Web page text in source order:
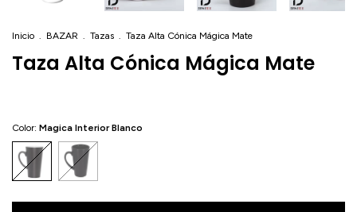
Inicio . BAZAR . Tazas . Taza Alta Cónica Mágica Mate
Taza Alta Cónica Mágica Mate
Color: Magica Interior Blanco